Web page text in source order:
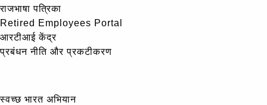
राजभाषा पत्रिका
Retired Employees Portal
आरटीआई केंद्र
प्रबंधन नीति और प्रकटीकरण
स्वच्छ भारत अभियान